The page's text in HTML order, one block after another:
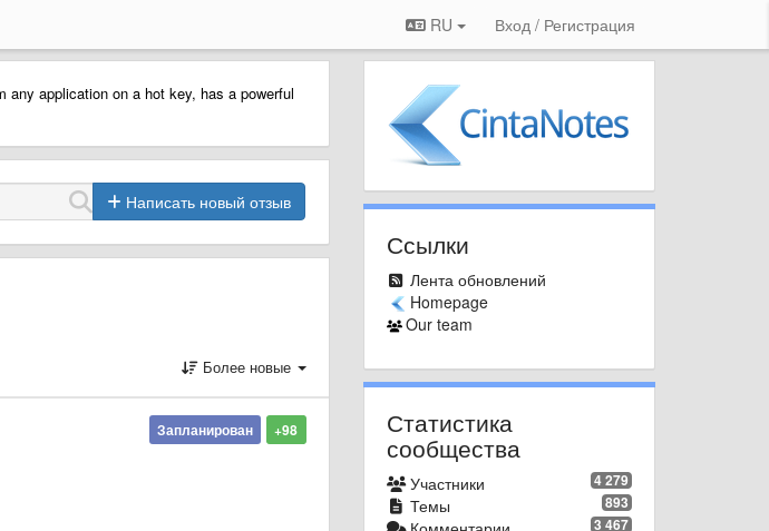
RU Вход / Регистрация
application on a hot key, has a powerful
Написать новый отзыв
Более новые
+98
Запланирован
Ссылки
Лента обновлений
Homepage
Our team
Статистика
сообщества
4 279
Участники
893
Темы
3 467